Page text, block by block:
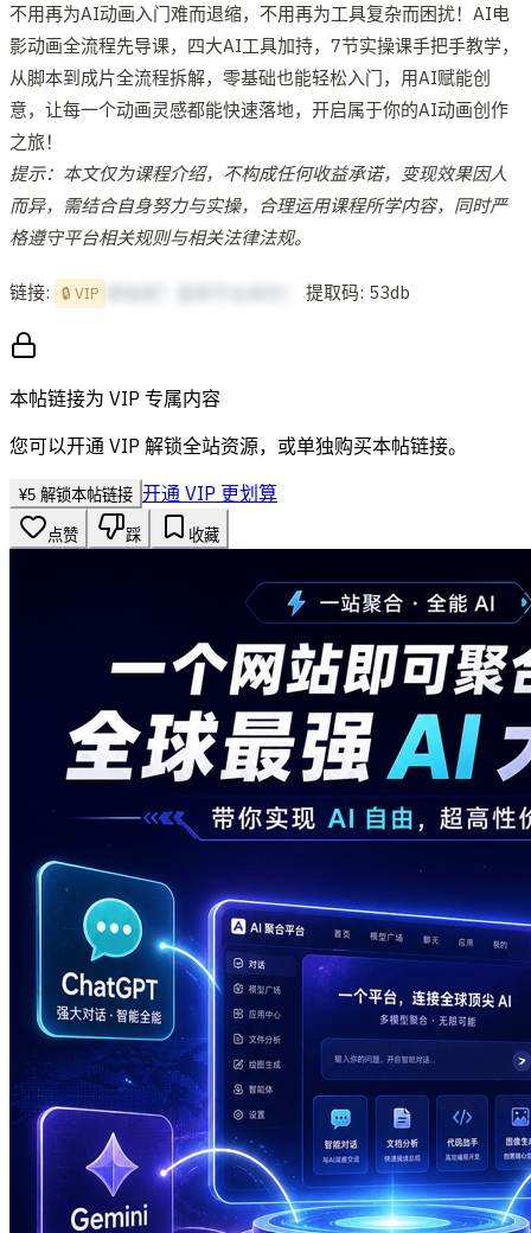
不用再为AI动画入门难而退缩，不用再为工具复杂而困扰！AI电
影动画全流程先导课，四大AI工具加持，7节实操课手把手教学，
从脚本到成片全流程拆解，零基础也能轻松入门，用AI赋能创
意，让每一个动画灵感都能快速落地，开启属于你的AI动画创作
之旅！
提示：本文仅为课程介绍，不构成任何收益承诺，变现效果因人
而异，需结合自身努力与实操，合理运用课程所学内容，同时严
格遵守平台相关规则与相关法律法规。
链接: 🔒 VIP 提取码: 53db
本帖链接为 VIP 专属内容
您可以开通 VIP 解锁全站资源，或单独购买本帖链接。
¥5 解锁本帖链接 开通 VIP 更划算
点赞 踩 收藏